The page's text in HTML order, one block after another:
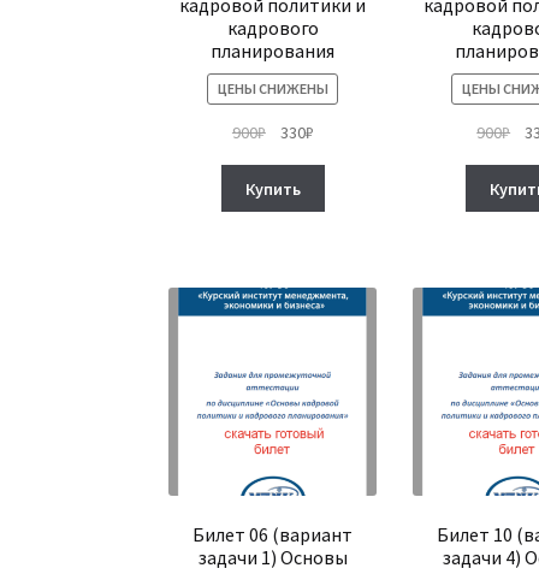
кадровой политики и
кадрового
планирования
ЦЕНЫ СНИЖЕНЫ
900₽
Первоначальная
составляла
900₽.
330₽Текущая
Купить
кадровой
ЦЕНЫ
900₽
Билет 06 (вариант
задачи 1) Основы
Билет 10
задачи 4)